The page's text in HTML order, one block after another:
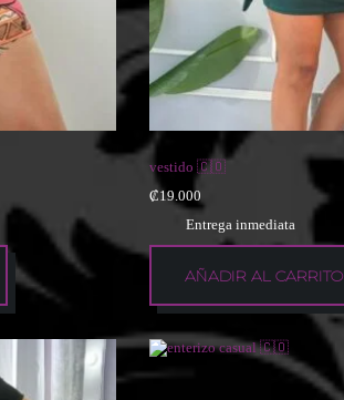
vestido 🇨🇴
₡19.000
Entrega inmediata
AÑADIR AL CARRITO